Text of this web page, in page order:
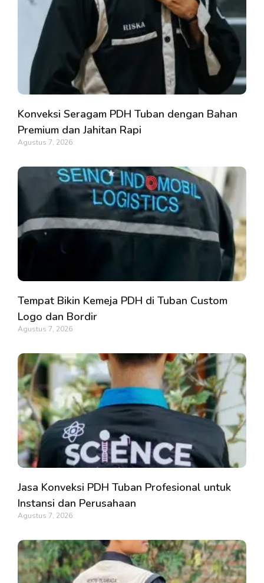
Konveksi Seragam PDH Tuban dengan Bahan
Premium dan Jahitan Rapi
Agustus 7, 2026
Tempat Bikin Kemeja PDH di Tuban Custom
Logo dan Bordir
Agustus 7, 2026
Jasa Konveksi PDH Tuban Profesional untuk
Instansi dan Perusahaan
Agustus 7, 2026